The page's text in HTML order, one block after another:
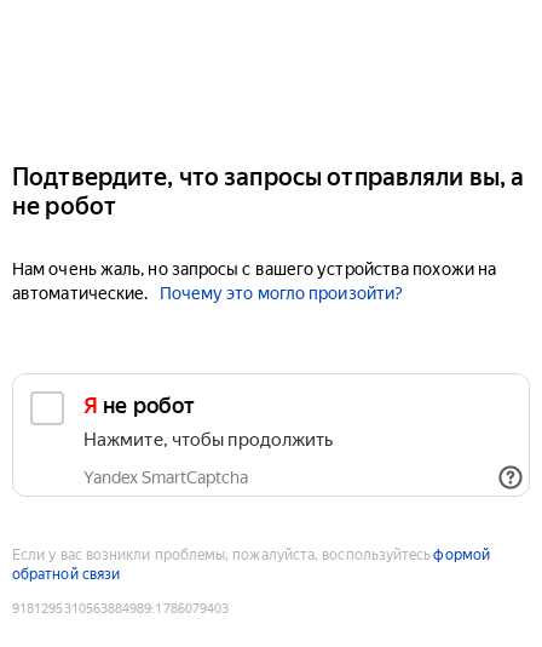
Подтвердите, что запросы отправляли вы, а
не робот
Нам очень жаль, но запросы с вашего устройства похожи на
автоматические.
Почему это могло произойти?
Я не робот
Нажмите, чтобы продолжить
Yandex SmartCaptcha
Если у вас возникли проблемы, пожалуйста, воспользуйтесьформой
обратной связи
9181295310563884989:1786079403